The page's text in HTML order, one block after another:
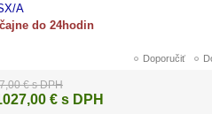
A
do 24hodin
€ s DPH
€ s DPH